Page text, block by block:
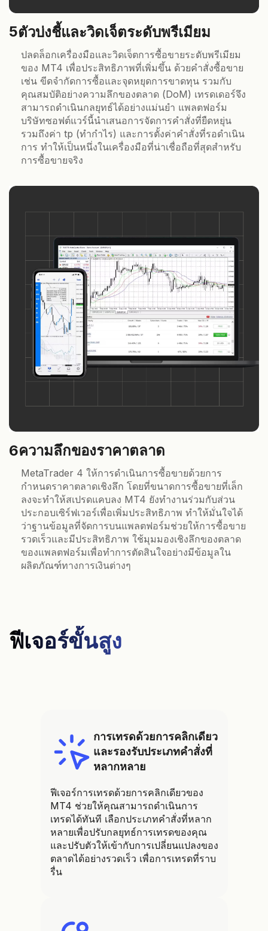
5ตัวบ่งชี้และวิดเจ็ตระดับพรีเมียม
ปลดล็อกเครื่องมือและวิดเจ็ตการซื้อขายระดับพรีเมียม
ของ MT4 เพื่อประสิทธิภาพที่เพิ่มขึ้น ด้วยคำสั่งซื้อขาย
เช่น ขีดจำกัดการซื้อและจุดหยุดการขาดทุน รวมกับ
คุณสมบัติอย่างความลึกของตลาด (DoM) เทรดเดอร์จึง
สามารถดำเนินกลยุทธ์ได้อย่างแม่นยำ แพลตฟอร์ม
บริษัทซอฟต์แวร์นี้นำเสนอการจัดการคำสั่งที่ยืดหยุ่น
รวมถึงค่า tp (ทำกำไร) และการตั้งค่าคำสั่งที่รอดำเนิน
การ ทำให้เป็นหนึ่งในเครื่องมือที่น่าเชื่อถือที่สุดสำหรับ
การซื้อขายจริง
6ความลึกของราคาตลาด
MetaTrader 4 ให้การดำเนินการซื้อขายด้วยการ
กำหนดราคาตลาดเชิงลึก โดยที่ขนาดการซื้อขายที่เล็ก
ลงจะทำให้สเปรดแคบลง MT4 ยังทำงานร่วมกับส่วน
ประกอบเซิร์ฟเวอร์เพื่อเพิ่มประสิทธิภาพ ทำให้มั่นใจได้
ว่าฐานข้อมูลที่จัดการบนแพลตฟอร์มช่วยให้การซื้อขาย
รวดเร็วและมีประสิทธิภาพ ใช้มุมมองเชิงลึกของตลาด
ของแพลตฟอร์มเพื่อทำการตัดสินใจอย่างมีข้อมูลใน
ผลิตภัณฑ์ทางการเงินต่างๆ
ฟีเจอร์ขั้นสูง
การเทรดด้วยการคลิกเดียว
และรองรับประเภทคำสั่งที่
หลากหลาย
ฟีเจอร์การเทรดด้วยการคลิกเดียวของ
MT4 ช่วยให้คุณสามารถดำเนินการ
เทรดได้ทันที เลือกประเภทคำสั่งที่หลาก
หลายเพื่อปรับกลยุทธ์การเทรดของคุณ
และปรับตัวให้เข้ากับการเปลี่ยนแปลงของ
ตลาดได้อย่างรวดเร็ว เพื่อการเทรดที่ราบ
รื่น